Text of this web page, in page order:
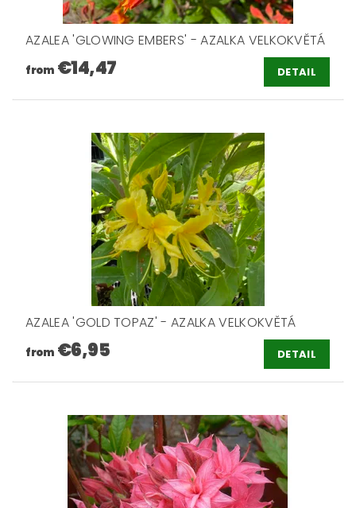
AZALEA 'GLOWING EMBERS' - AZALKA VELKOKVĚTÁ
from €14,47 DETAIL
AZALEA 'GOLD TOPAZ' - AZALKA VELKOKVĚTÁ
from €6,95 DETAIL